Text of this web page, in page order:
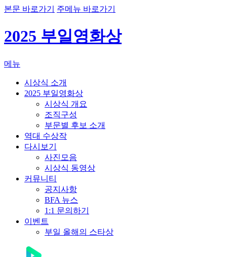
본문 바로가기 주메뉴 바로가기
2025 부일영화상
메뉴
시상식 소개
2025 부일영화상
시상식 개요
조직구성
부문별 후보 소개
역대 수상작
다시보기
사진모음
시상식 동영상
커뮤니티
공지사항
BFA 뉴스
1:1 문의하기
이벤트
부일 올해의 스타상